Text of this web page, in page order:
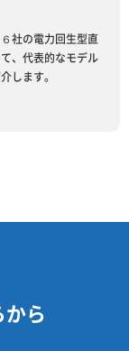
社の電力回生型直
、代表的なモデル
します。
から